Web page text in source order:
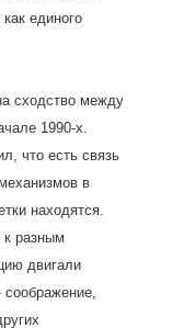
единого
сходство между
1990-х.
что есть связь
в
находятся.
к разным
двигали